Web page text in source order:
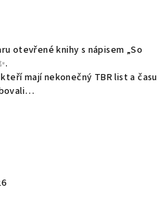
otevřené knihy s nápisem „So
mají nekonečný TBR list a času